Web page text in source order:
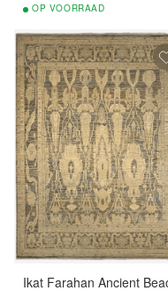
OP VOORRAAD
Ikat Farahan Ancient